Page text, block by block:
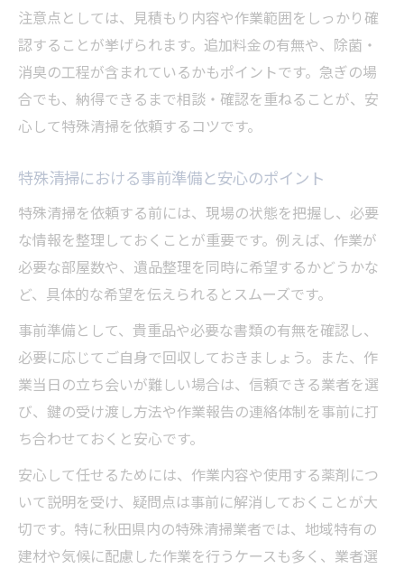
信頼される特殊清掃のサービス内容とは何
か
求人情報から読み解く業者の働きやすさと
姿勢
口コミや実際の依頼者体験談の活用方法
特殊清掃で納得できるサービス内容の特徴
費用と作業内容を見比べる特殊清掃のコツ
特殊清掃のアフターケアや追加サービス解
説
求人から見えるサービス品質の見極め方
特殊清掃なら費用と手順をどう比較する？
特殊清掃の費用相場と見積もりの注意点
作業手順ごとに異なる特殊清掃の料金設定
費用と手順で比較する特殊清掃の選び方
特殊清掃の流れと料金のバランスを重視す
る方法
求人情報も参考にする費用感の見極め方
注意点としては、見積もり内容や作業範囲をしっかり確
認することが挙げられます。追加料金の有無や、除菌・
消臭の工程が含まれているかもポイントです。急ぎの場
合でも、納得できるまで相談・確認を重ねることが、安
心して特殊清掃を依頼するコツです。
特殊清掃における事前準備と安心のポイント
特殊清掃を依頼する前には、現場の状態を把握し、必要
な情報を整理しておくことが重要です。例えば、作業が
必要な部屋数や、遺品整理を同時に希望するかどうかな
ど、具体的な希望を伝えられるとスムーズです。
事前準備として、貴重品や必要な書類の有無を確認し、
必要に応じてご自身で回収しておきましょう。また、作
業当日の立ち会いが難しい場合は、信頼できる業者を選
び、鍵の受け渡し方法や作業報告の連絡体制を事前に打
ち合わせておくと安心です。
安心して任せるためには、作業内容や使用する薬剤につ
いて説明を受け、疑問点は事前に解消しておくことが大
切です。特に秋田県内の特殊清掃業者では、地域特有の
建材や気候に配慮した作業を行うケースも多く、業者選